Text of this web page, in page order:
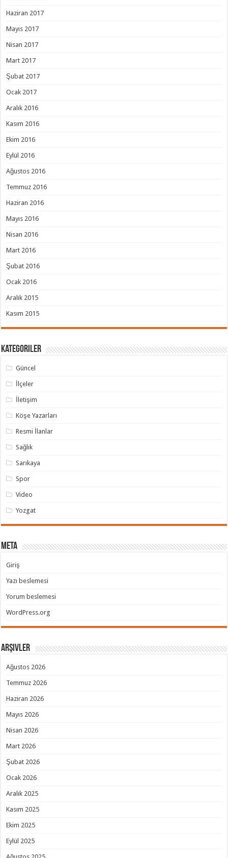
Haziran 2017
Mayıs 2017
Nisan 2017
Mart 2017
Şubat 2017
Ocak 2017
Aralık 2016
Kasım 2016
Ekim 2016
Eylül 2016
Ağustos 2016
Temmuz 2016
Haziran 2016
Mayıs 2016
Nisan 2016
Mart 2016
Şubat 2016
Ocak 2016
Aralık 2015
Kasım 2015
Kategoriler
Güncel
İlçeler
İletişim
Köşe Yazarları
Resmi İlanlar
Sağlık
Sarıkaya
Spor
Video
Yozgat
Meta
Giriş
Yazı beslemesi
Yorum beslemesi
WordPress.org
Arşivler
Ağustos 2026
Temmuz 2026
Haziran 2026
Mayıs 2026
Nisan 2026
Mart 2026
Şubat 2026
Ocak 2026
Aralık 2025
Kasım 2025
Ekim 2025
Eylül 2025